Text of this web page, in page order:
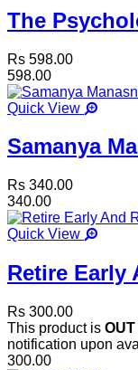
The
Rs 598.00
598.00
Quick View
Samanya
Rs 340.00
340.00
Quick View
Retire Early
Rs 300.00
This product is
notification upon
300.00